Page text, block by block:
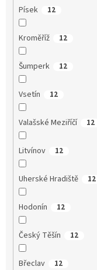
Písek 12
Kroměříž 12
Šumperk 12
Vsetín 12
Valašské Meziříčí 12
Litvínov 12
Uherské Hradiště 12
Hodonín 12
Český Těšín 12
Břeclav 12